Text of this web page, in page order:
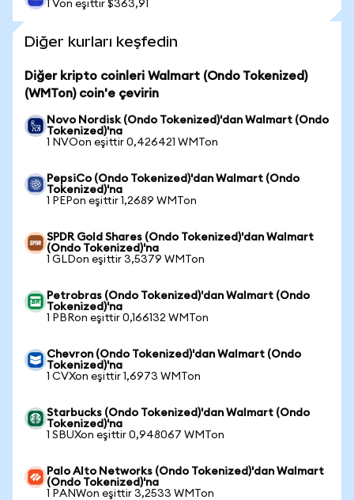
1 Von eşittir $363,91
Diğer kurları keşfedin
Diğer kripto coinleri Walmart (Ondo Tokenized)
(WMTon) coin'e çevirin
Novo Nordisk (Ondo Tokenized)'dan Walmart (Ondo
Tokenized)'na
1 NVOon eşittir 0,426421 WMTon
PepsiCo (Ondo Tokenized)'dan Walmart (Ondo
Tokenized)'na
1 PEPon eşittir 1,2689 WMTon
SPDR Gold Shares (Ondo Tokenized)'dan Walmart
(Ondo Tokenized)'na
1 GLDon eşittir 3,5379 WMTon
Petrobras (Ondo Tokenized)'dan Walmart (Ondo
Tokenized)'na
1 PBRon eşittir 0,166132 WMTon
Chevron (Ondo Tokenized)'dan Walmart (Ondo
Tokenized)'na
1 CVXon eşittir 1,6973 WMTon
Starbucks (Ondo Tokenized)'dan Walmart (Ondo
Tokenized)'na
1 SBUXon eşittir 0,948067 WMTon
Palo Alto Networks (Ondo Tokenized)'dan Walmart
(Ondo Tokenized)'na
1 PANWon eşittir 3,2533 WMTon